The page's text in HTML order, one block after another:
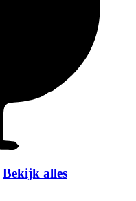
Bekijk alles